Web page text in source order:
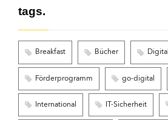
tags.
Breakfast Bücher Digital
Förderprogramm go-digital
International IT-Sicherheit